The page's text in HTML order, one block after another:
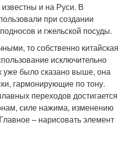
и на Руси. В
при создании
и гжельской посуды.
то собственно китайская
исключительно
уже было сказано выше, она
гармонирующие по тону.
переходов достигается
силе нажима, изменению
– нарисовать элемент